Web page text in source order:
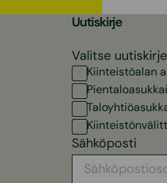
Uutiskirje
Valitse uutiskirje
Kiinteistöalan
Sähköposti